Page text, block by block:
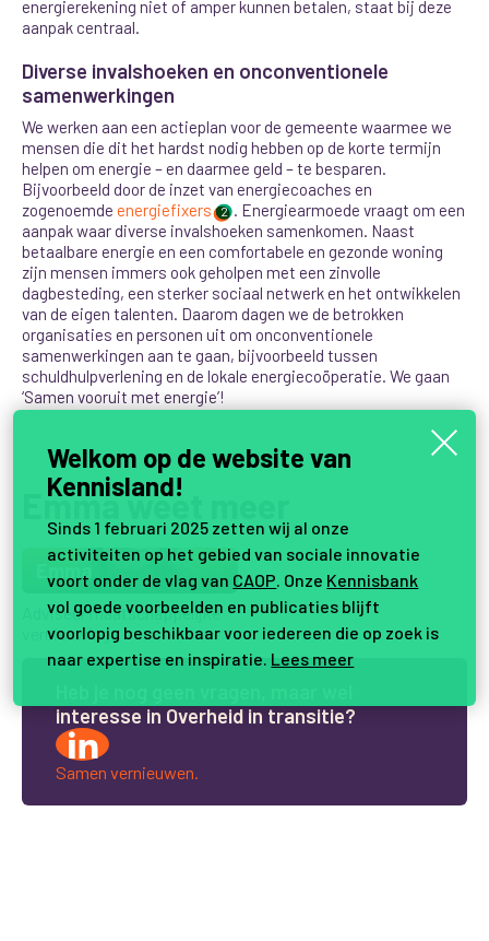
energierekening niet of amper kunnen betalen, staat bij deze
aanpak centraal.
Diverse invalshoeken en onconventionele
samenwerkingen
We werken aan een actieplan voor de gemeente waarmee we
mensen die dit het hardst nodig hebben op de korte termijn
helpen om energie – en daarmee geld – te besparen.
Bijvoorbeeld door de inzet van energiecoaches en
zogenoemdeenergiefixers 2 . Energiearmoede vraagt om een
aanpak waar diverse invalshoeken samenkomen. Naast
betaalbare energie en een comfortabele en gezonde woning
zijn mensen immers ook geholpen met een zinvolle
dagbesteding, een sterker sociaal netwerk en het ontwikkelen
van de eigen talenten. Daarom dagen we de betrokken
organisaties en personen uit om onconventionele
samenwerkingen aan te gaan, bijvoorbeeld tussen
schuldhulpverlening en de lokale energiecoöperatie. We gaan
‘Samen vooruit met energie’!
Emma weet meer
Emma
Adviseur maatschappelijke
vernieuwing
interesse in Overheid in transitie?
Samen vernieuwen.
Welkom op de website van
Kennisland!
Sinds 1 februari 2025 zetten wij al onze
activiteiten op het gebied van sociale innovatie
voort onder de vlag van CAOP . Onze Kennisbank
vol goede voorbeelden en publicaties blijft
voorlopig beschikbaar voor iedereen die op zoek is
naar expertise en inspiratie. Lees meer